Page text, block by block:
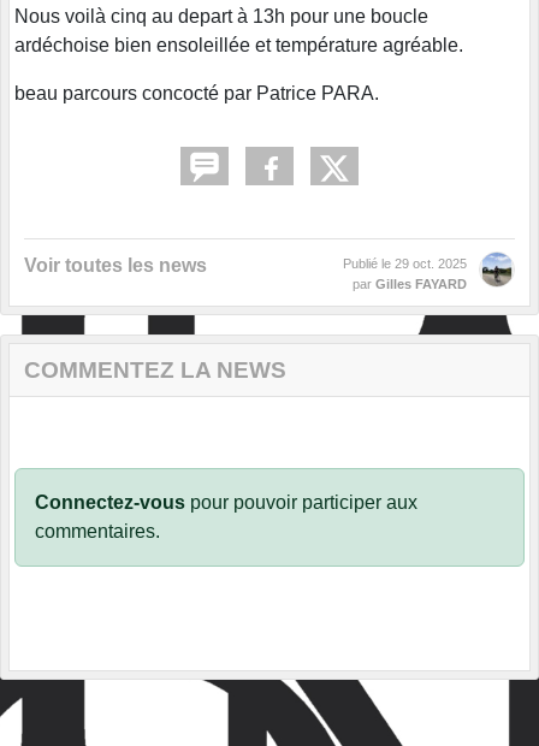
Nous voilà cinq au depart à 13h pour une boucle
ardéchoise bien ensoleillée et température agréable.
beau parcours concocté par Patrice PARA.
Voir toutes les news Publié le 29 oct. 2025
par Gilles FAYARD
COMMENTEZ LA NEWS
Connectez-vous pour pouvoir participer aux
commentaires.